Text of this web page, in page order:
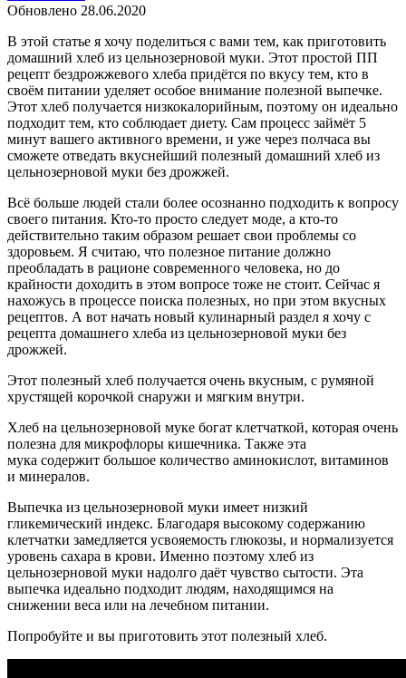
Обновлено 28.06.2020
В этой статье я хочу поделиться с вами тем, как приготовить
домашний хлеб из цельнозерновой муки. Этот простой ПП
рецепт бездрожжевого хлеба придётся по вкусу тем, кто в
своём питании уделяет особое внимание полезной выпечке.
Этот хлеб получается низкокалорийным, поэтому он идеально
подходит тем, кто соблюдает диету. Сам процесс займёт 5
минут вашего активного времени, и уже через полчаса вы
сможете отведать вкуснейший полезный домашний хлеб из
цельнозерновой муки без дрожжей.
Всё больше людей стали более осознанно подходить к вопросу
своего питания. Кто-то просто следует моде, а кто-то
действительно таким образом решает свои проблемы со
здоровьем. Я считаю, что полезное питание должно
преобладать в рационе современного человека, но до
крайности доходить в этом вопросе тоже не стоит. Сейчас я
нахожусь в процессе поиска полезных, но при этом вкусных
рецептов. А вот начать новый кулинарный раздел я хочу с
рецепта домашнего хлеба из цельнозерновой муки без
дрожжей.
Этот полезный хлеб получается очень вкусным, с румяной
хрустящей корочкой снаружи и мягким внутри.
Хлеб на цельнозерновой муке богат клетчаткой, которая очень
полезна для микрофлоры кишечника. Также эта
мука содержит большое количество аминокислот, витаминов
и минералов.
Выпечка из цельнозерновой муки имеет низкий
гликемический индекс. Благодаря высокому содержанию
клетчатки замедляется усвояемость глюкозы, и нормализуется
уровень сахара в крови. Именно поэтому хлеб из
цельнозерновой муки надолго даёт чувство сытости. Эта
выпечка идеально подходит людям, находящимся на
снижении веса или на лечебном питании.
Попробуйте и вы приготовить этот полезный хлеб.